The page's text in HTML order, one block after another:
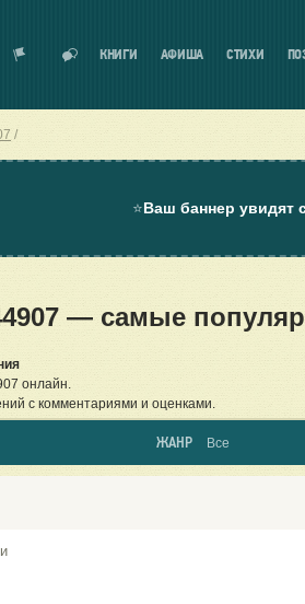
КНИГИ АФИША СТИХИ
⭐Ваш баннер увидят
— самые
онлайн.
с комментариями и оценками.
ЖАНР Все